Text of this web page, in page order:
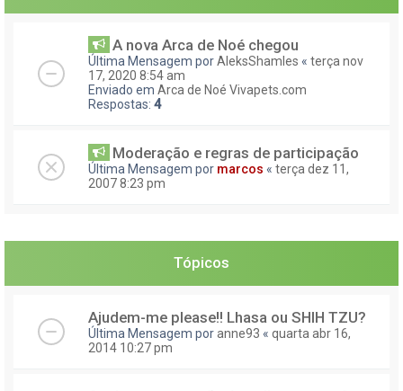
A nova Arca de Noé chegou
Última Mensagem porAleksShamles « terça nov
17, 2020 8:54 am
Enviado em Arca de Noé Vivapets.com
Respostas: 4
Moderação e regras de participação
Última Mensagem por marcos « terça dez 11,
2007 8:23 pm
Tópicos
Ajudem-me please!! Lhasa ou SHIH TZU?
Última Mensagem poranne93 « quarta abr 16,
2014 10:27 pm